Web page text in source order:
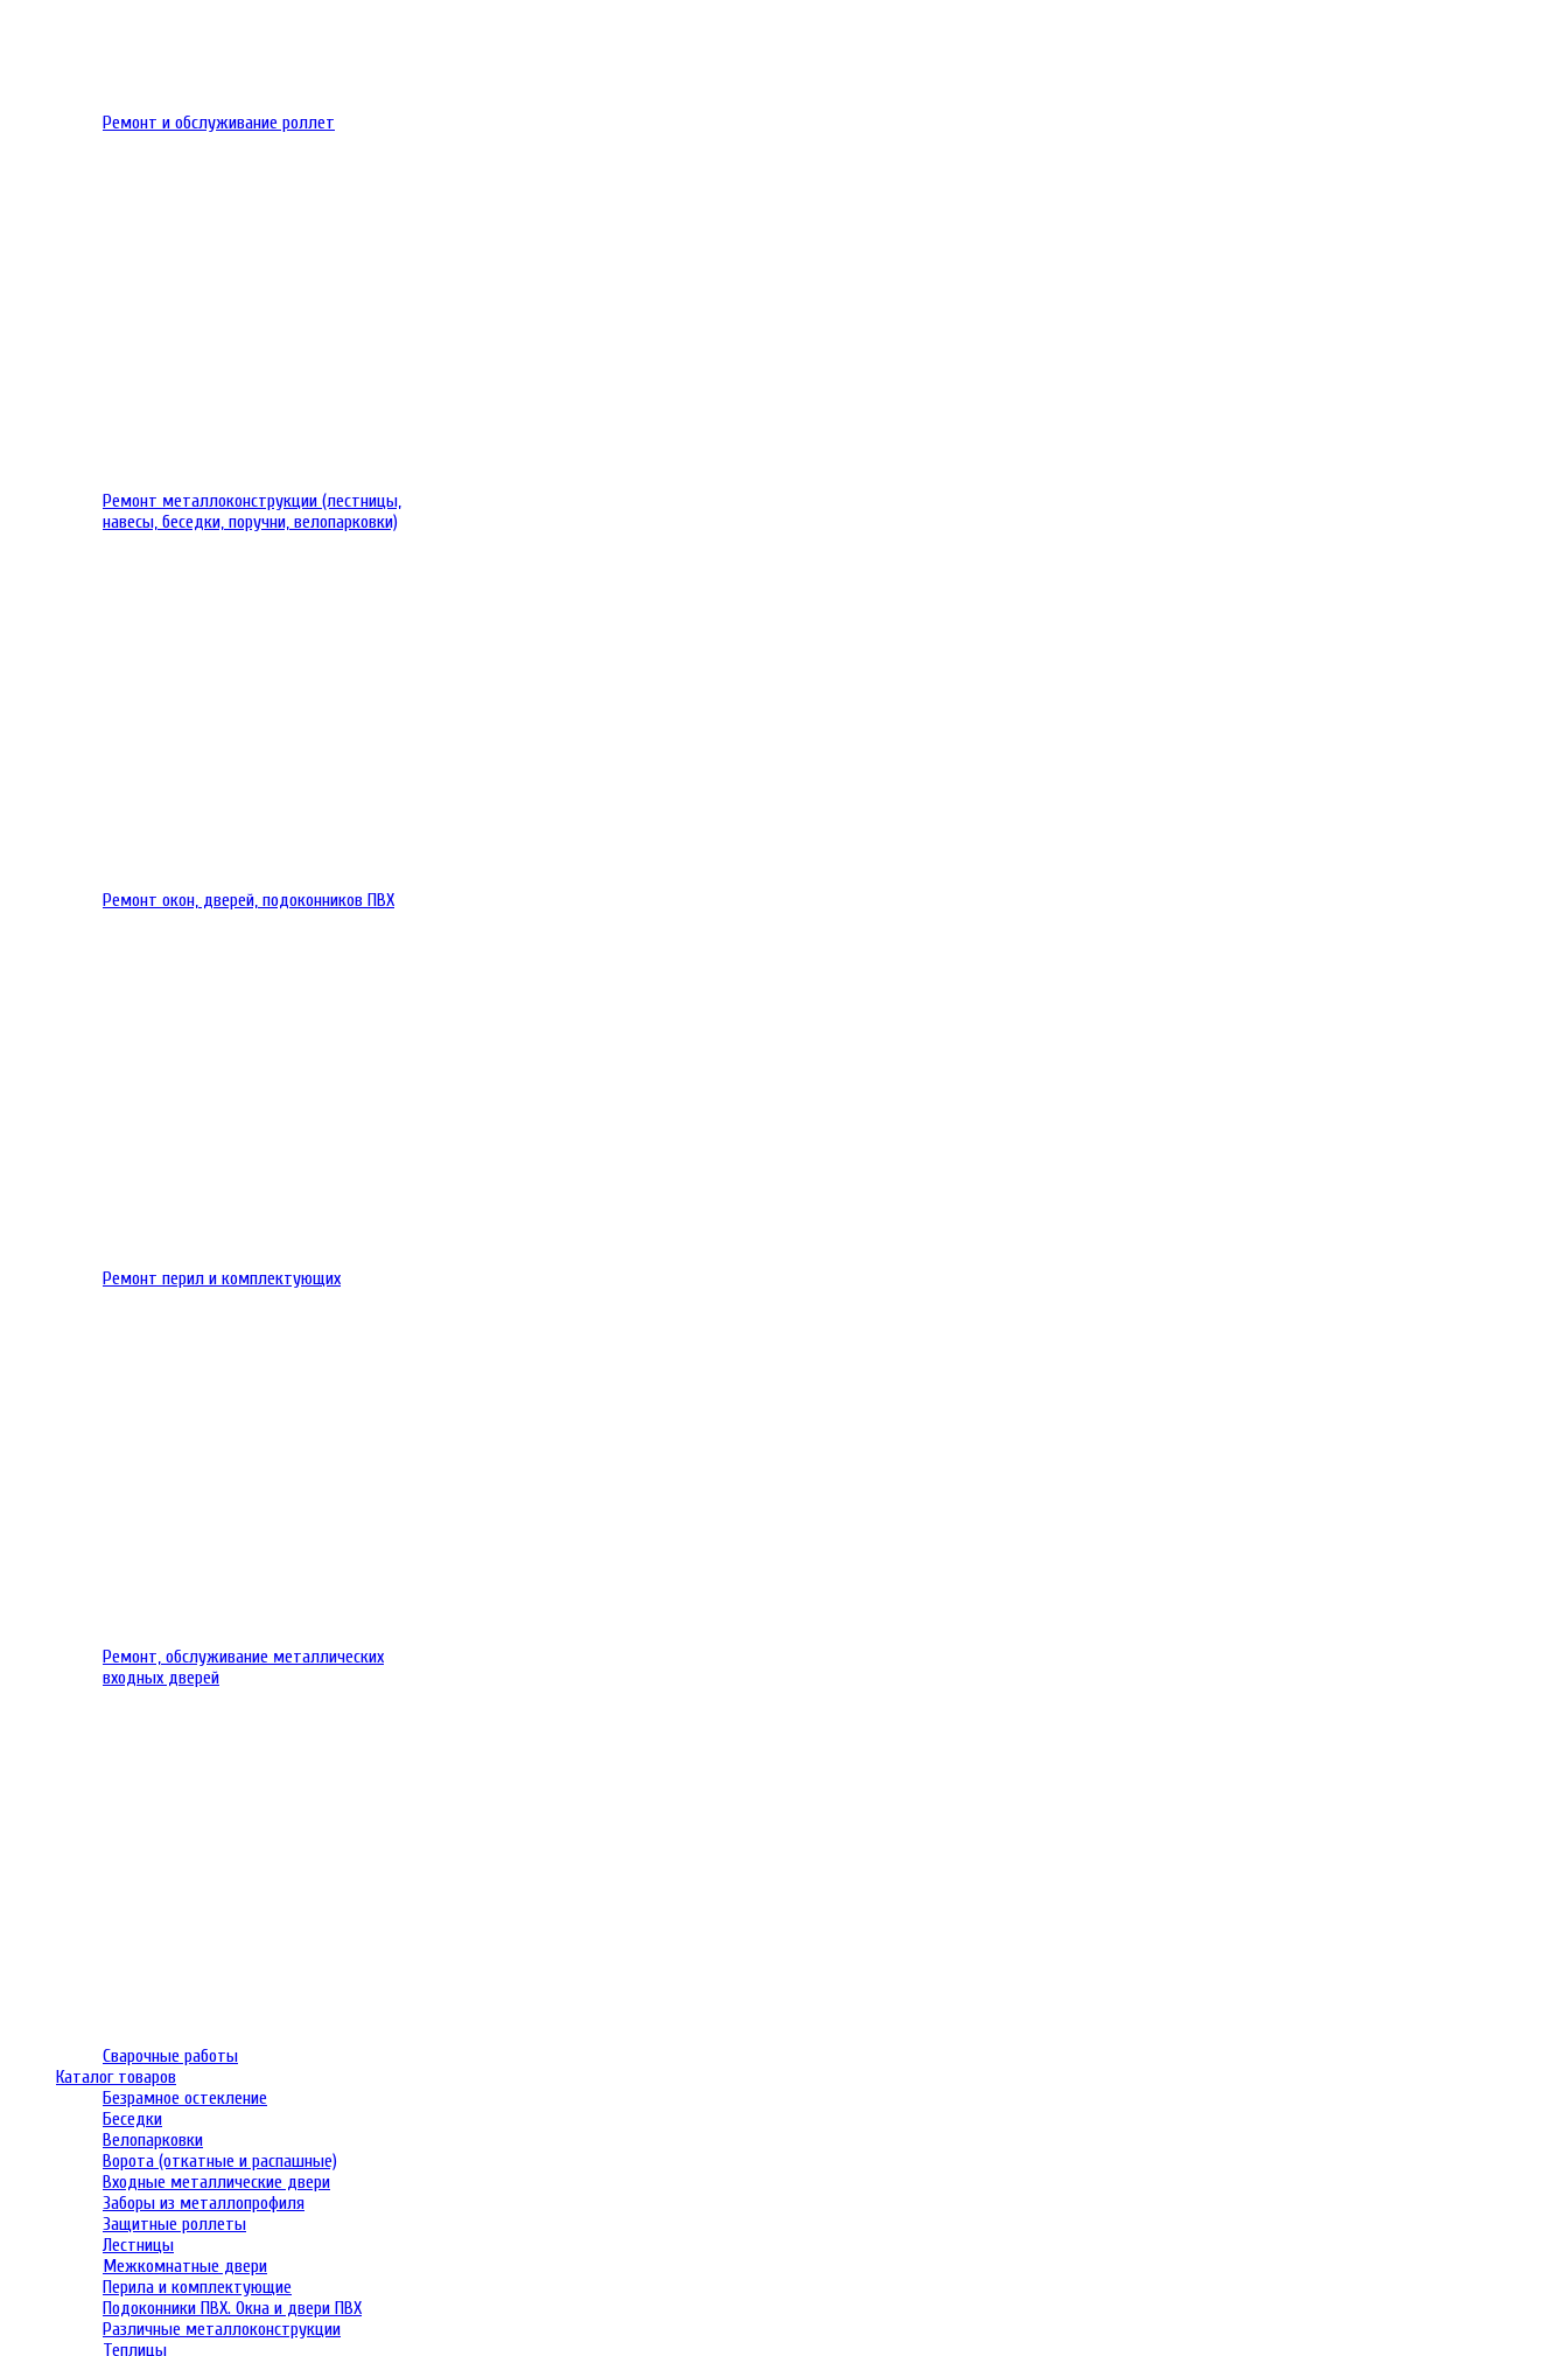
Ремонт и обслуживание роллет
Ремонт металлоконструкции (лестницы,
навесы, беседки, поручни, велопарковки)
Ремонт окон, дверей, подоконников ПВХ
Ремонт перил и комплектующих
Ремонт, обслуживание металлических
входных дверей
Сварочные работы
Каталог товаров
Безрамное остекление
Беседки
Велопарковки
Ворота (откатные и распашные)
Входные металлические двери
Заборы из металлопрофиля
Защитные роллеты
Лестницы
Межкомнатные двери
Перила и комплектующие
Подоконники ПВХ. Окна и двери ПВХ
Различные металлоконструкции
Теплицы